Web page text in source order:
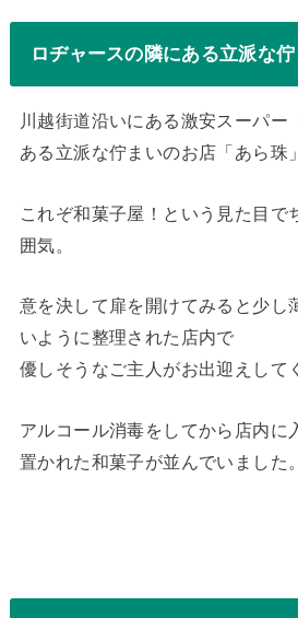
ロヂャースの隣にある立派な
川越街道沿いにある激安スーパー
ある立派な佇まいのお店「あら珠
これぞ和菓子屋！という見た目で
囲気。
意を決して扉を開けてみると少し
いように整理された店内で
優しそうなご主人がお出迎えして
アルコール消毒をしてから店内に
置かれた和菓子が並んでいました。